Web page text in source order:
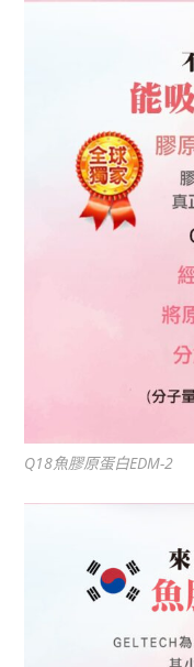
Q18魚膠原蛋白EDM-2